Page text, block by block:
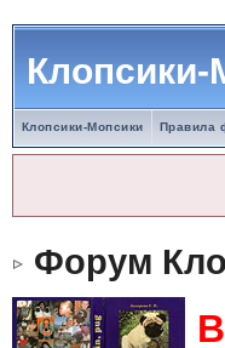
Клопсики-Мопсики Правила
Форум